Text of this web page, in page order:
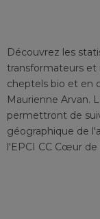
Découvrez les
transformateurs et
cheptels bio et en
Maurienne Arvan.
permettront de
géographique de
l'EPCI CC Cœur de